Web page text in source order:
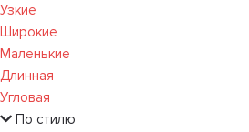
Узкие
Широкие
Маленькие
Длинная
Угловая
По стилю